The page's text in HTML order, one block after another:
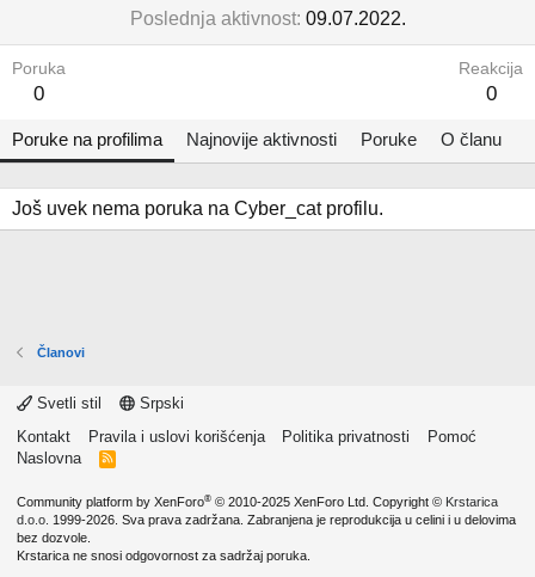
Poslednja aktivnost 09.07.2022.
Poruka
0
Reakcija
0
Poruke na profilima Najnovije aktivnosti Poruke O članu
Još uvek nema poruka na Cyber_cat profilu.
Članovi
Svetli stil
Srpski
Kontakt
Pravila i uslovi korišćenja Politika privatnosti
Pomoć
Naslovna
R
Community platform by XenForo® © 2010-2025 XenForo Ltd. Copyright © Krstarica
d.o.o. 1999-2026. Sva prava zadržana. Zabranjena je reprodukcija u celini i u delovima
bez dozvole.
Krstarica ne snosi odgovornost za sadržaj poruka.